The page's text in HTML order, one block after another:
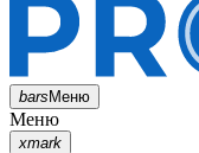
barsМеню
Меню
xmark